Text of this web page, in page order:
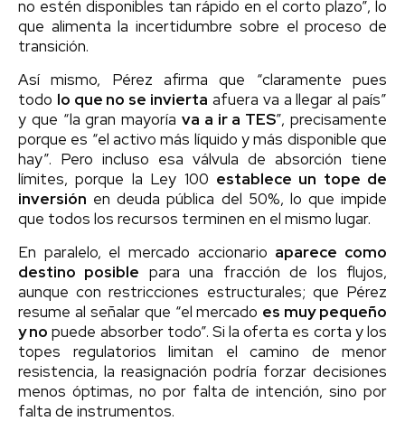
no estén disponibles tan rápido en el corto plazo”, lo
que alimenta la incertidumbre sobre el proceso de
transición.
Así mismo, Pérez afirma que “claramente pues
todo lo que no se invierta afuera va a llegar al país”
y que “la gran mayoría va a ir a TES”, precisamente
porque es “el activo más líquido y más disponible que
hay”. Pero incluso esa válvula de absorción tiene
límites, porque la Ley 100 establece un tope de
inversión en deuda pública del 50%, lo que impide
que todos los recursos terminen en el mismo lugar.
En paralelo, el mercado accionario aparece como
destino posible para una fracción de los flujos,
aunque con restricciones estructurales; que Pérez
resume al señalar que “el mercado es muy pequeño
y no puede absorber todo”. Si la oferta es corta y los
topes regulatorios limitan el camino de menor
resistencia, la reasignación podría forzar decisiones
menos óptimas, no por falta de intención, sino por
falta de instrumentos.